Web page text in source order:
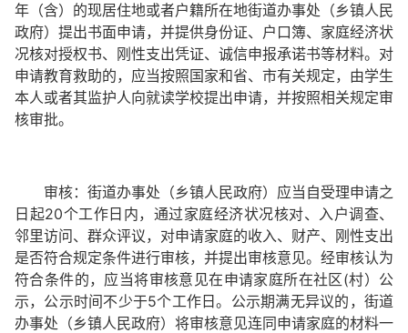
年（含）的现居住地或者户籍所在地街道办事处（乡镇人民
政府）提出书面申请，并提供身份证、户口簿、家庭经济状
况核对授权书、刚性支出凭证、诚信申报承诺书等材料。 对
申请教育救助的，应当按照国家和省、市有关规定，由学生
本人或者其监护人向就读学校提出申请，并按照相关规定审
核审批。
审核：街道办事处（乡镇人民政府）应当自受理申请之
日起20个工作日内，通过家庭经济状况核对、入户调查、
邻里访问、群众评议，对申请家庭的收入、财产、刚性支出
是否符合规定条件进行审核，并提出审核意见。经审核认为
符合条件的，应当将审核意见在申请家庭所在社区(村）公
示，公示时间不少于5个工作日。公示期满无异议的，街道
办事处（乡镇人民政府）将审核意见连同申请家庭的材料一